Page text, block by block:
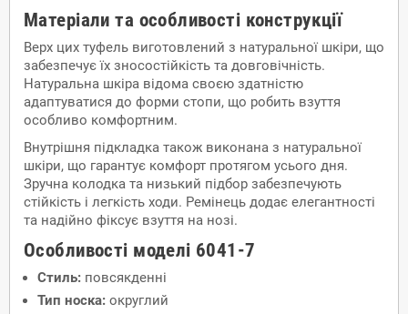
Матеріали та особливості конструкції
Верх цих туфель виготовлений з натуральної шкіри, що
забезпечує їх зносостійкість та довговічність.
Натуральна шкіра відома своєю здатністю
адаптуватися до форми стопи, що робить взуття
особливо комфортним.
Внутрішня підкладка також виконана з натуральної
шкіри, що гарантує комфорт протягом усього дня.
Зручна колодка та низький підбор забезпечують
стійкість і легкість ходи. Ремінець додає елегантності
та надійно фіксує взуття на нозі.
Особливості моделі 6041-7
Стиль: повсякденні
Тип носка: округлий